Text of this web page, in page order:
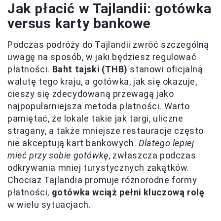
Jak płacić w Tajlandii: gotówka
versus karty bankowe
Podczas podróży do Tajlandii zwróć szczególną
uwagę na sposób, w jaki będziesz regulować
płatności. Baht tajski (THB) stanowi oficjalną
walutę tego kraju, a gotówka, jak się okazuje,
cieszy się zdecydowaną przewagą jako
najpopularniejsza metoda płatności. Warto
pamiętać, że lokale takie jak targi, uliczne
stragany, a także mniejsze restauracje często
nie akceptują kart bankowych.Dlatego lepiej
mieć przy sobie gotówkę, zwłaszcza podczas
odkrywania mniej turystycznych zakątków.
Chociaż Tajlandia promuje różnorodne formy
płatności, gotówka wciąż pełni kluczową rolę
w wielu sytuacjach.